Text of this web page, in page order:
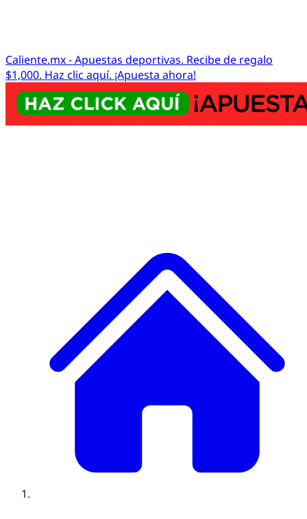
Caliente.mx - Apuestas deportivas. Recibe de regalo
$1,000. Haz clic aquí. ¡Apuesta ahora!